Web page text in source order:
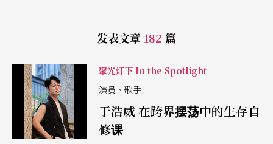
发表文章 182 篇
聚光灯下 In the Spotlight
演员、歌手
于浩威 在跨界摆荡中的生存自
修课